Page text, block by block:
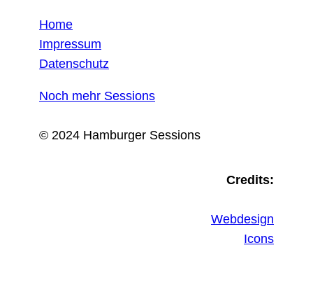
Home
Impressum
Datenschutz
Noch mehr Sessions
© 2024 Hamburger Sessions
Credits:
Webdesign
Icons